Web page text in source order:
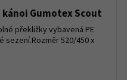
kánoi Gumotex Scout
překližky vybavená PE
520/450 x